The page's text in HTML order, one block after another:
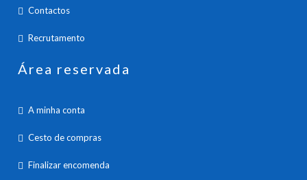
Contactos
Recrutamento
Área reservada
A minha conta
Cesto de compras
Finalizar encomenda